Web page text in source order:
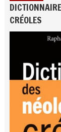
CRÉOLES